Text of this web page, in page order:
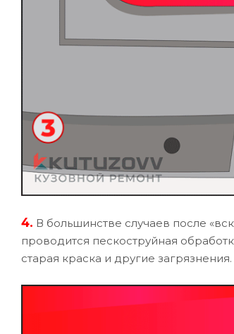
4. В большинстве случаев после
проводится пескоструйная
старая краска и другие загрязнения.